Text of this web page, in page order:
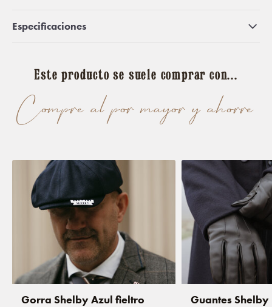
Especificaciones
Compre al por mayor y ahorre
Este producto se suele comprar con...
Gorra Shelby Azul fieltro Guantes